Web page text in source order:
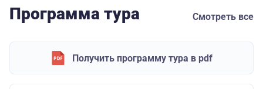
Программа тура Смотреть все
Получить программу тура в pdf